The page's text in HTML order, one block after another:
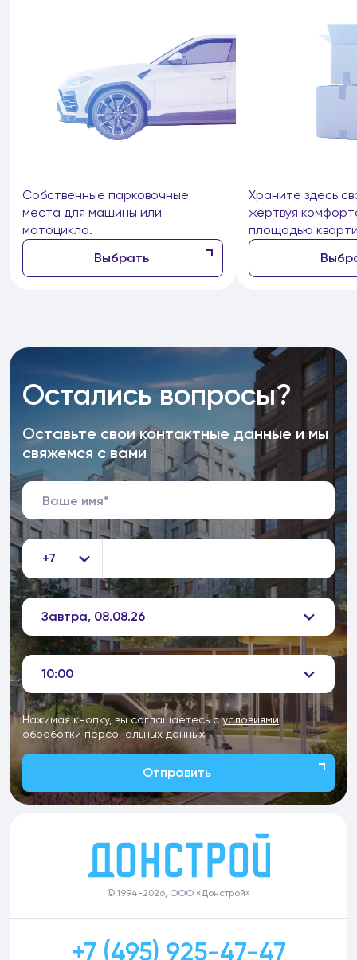
Собственные парковочные
места для машины или
мотоцикла.
Выбрать
Храните здесь
жертвуя
площадью
Остались вопросы?
Оставьте свои контактные данные и мы
свяжемся с вами
+7
Завтра, 08.08.26
10:00
Нажимая кнопку, вы соглашаетесь сусловиями
обработки персональных данных
Отправить
© 1994-2026, ООО «Донстрой»
+7 (495) 925-47-47